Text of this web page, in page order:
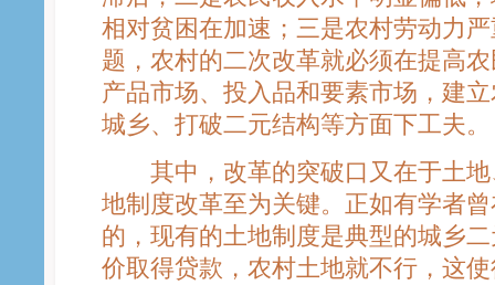
相对贫困在加速；三是农村劳动力
题，农村的二次改革就必须在提高
产品市场、投入品和要素市场，建
城乡、打破二元结构等方面下工夫。
其中，改革的突破口又在于土地
地制度改革至为关键。正如有学者
的，现有的土地制度是典型的城乡
价取得贷款，农村土地就不行，这